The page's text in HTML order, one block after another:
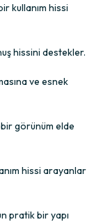
kullanım hissi
hissini destekler.
ve esnek
görünüm elde
hissi arayanlar
pratik bir yapı